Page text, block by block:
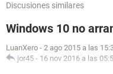
Discusiones similares
Windows 10 no
LuanXero - 2 ago 2015 a las
jor45 - 16 nov 2016 a las